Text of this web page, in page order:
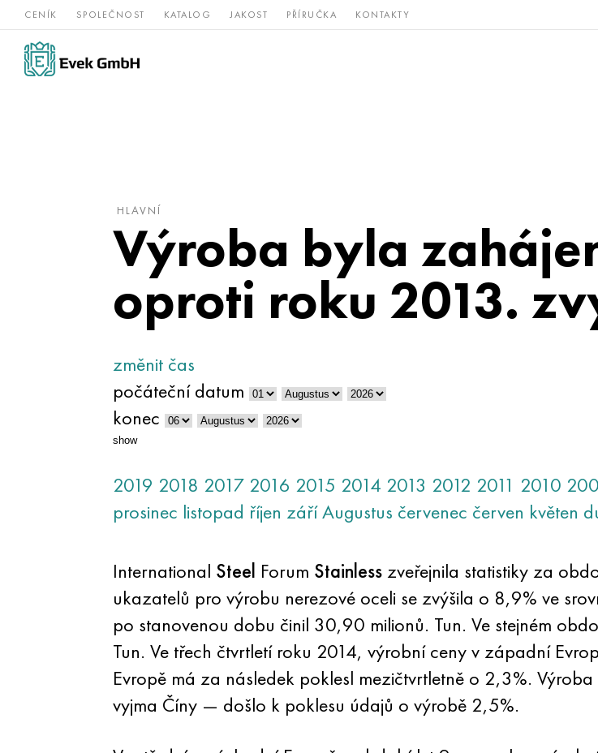
CENÍK SPOLEČNOST KATALOG JAKOST PŘÍRUČKA KONTAKTY
Slitiny
niklu
nerezová Vzácné a Bronz,
HLAVNÍ
Výroba byla
oproti roku 2013.
změnit čas
počáteční datum
konec
show
2019 2018 2017 2016 2015 2014 2013 2012 2011 2010
prosinec listopad říjen záříAugustus červenec červen květen
International Steel Forum Stainlesszveřejnila statistiky za
ukazatelů pro výrobu nerezové oceli se zvýšila o 8,9% ve
po stanovenou dobu činil 30,90 milionů. Tun. Ve stejném
Tun. Ve třech čtvrtletí roku 2014, výrobní ceny v západní
Evropě má za následek poklesl mezičtvrtletně o 2,3%.
vyjma Číny — došlo k poklesu údajů o výrobě 2,5%.